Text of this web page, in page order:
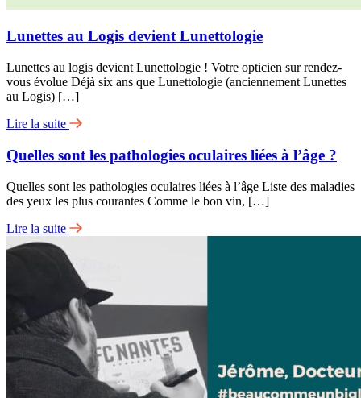
Lunettes au Logis devient Lunettologie
Lunettes au logis devient Lunettologie ! Votre opticien sur rendez-
vous évolue Déjà six ans que Lunettologie (anciennement Lunettes
au Logis) […]
Lire la suite
Quelles sont les pathologies oculaires liées à l’âge ?
Quelles sont les pathologies oculaires liées à l’âge Liste des maladies
des yeux les plus courantes Comme le bon vin, […]
Lire la suite